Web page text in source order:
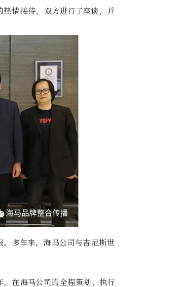
情接待，双方进行了座谈，并
多年来，海马公司与吉尼斯世
在海马公司的全程策划、执行